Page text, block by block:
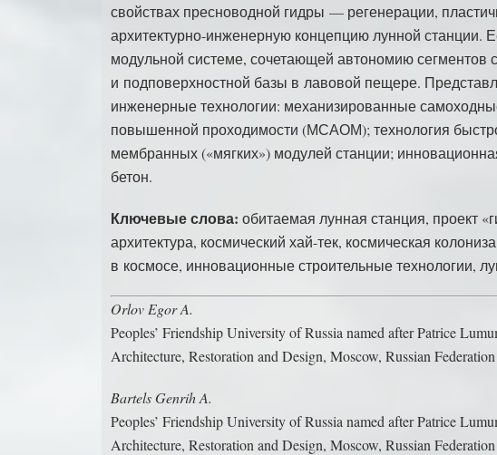
свойствах пресноводной гидры — регенерации,
архитектурно-инженерную концепцию лунной
модульной системе, сочетающей автономию сегментов
и подповерхностной базы в лавовой пещере.
инженерные технологии: механизированные
повышенной проходимости (МСАОМ); технология
мембранных («мягких») модулей станции;
бетон.
Ключевые слова: обитаемая лунная станция, проект
архитектура, космический хай-тек, космическая
в космосе, инновационные строительные технологии,
Orlov Egor A.
Peoples’ Friendship University of Russia named after Patrice
Architecture, Restoration and Design, Moscow, Russian Federation
Bartels Genrih A.
Peoples’ Friendship University of Russia named after Patrice
Architecture, Restoration and Design, Moscow, Russian Federation